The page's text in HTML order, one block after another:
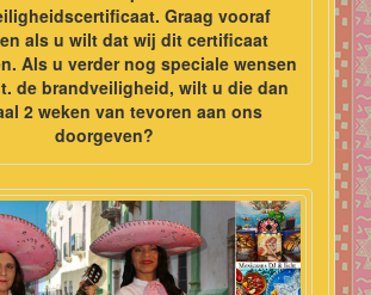
Graag vooraf
als u wilt dat wij dit certificaat
Als u verder nog speciale wensen
de brandveiligheid, wilt u die dan
2 weken van tevoren aan ons
doorgeven?